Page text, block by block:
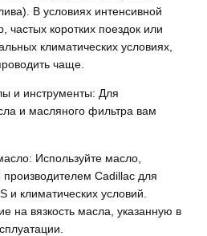
В условиях интенсивной
частых коротких поездок или
климатических условиях,
чаще.
и инструменты: Для
и масляного фильтра вам
Используйте масло,
Cadillac для
и климатических условий.
на вязкость масла, указанную в